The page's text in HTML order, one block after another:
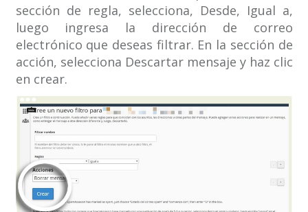
sección de regla, selecciona, Desde, Igual a,
luego ingresa la dirección de correo
electrónico que deseas filtrar. En la sección de
acción, selecciona Descartar mensaje y haz clic
en crear.